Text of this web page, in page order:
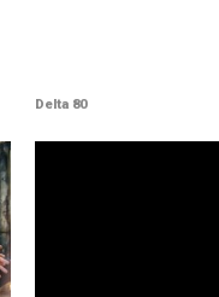
Delta 80